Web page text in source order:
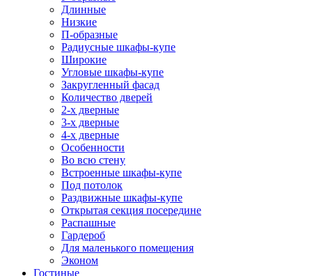
Длинные
Низкие
П-образные
Радиусные шкафы-купе
Широкие
Угловые шкафы-купе
Закругленный фасад
Количество дверей
2-х дверные
3-х дверные
4-х дверные
Особенности
Во всю стену
Встроенные шкафы-купе
Под потолок
Раздвижные шкафы-купе
Открытая секция посередине
Распашные
Гардероб
Для маленького помещения
Эконом
Гостиные